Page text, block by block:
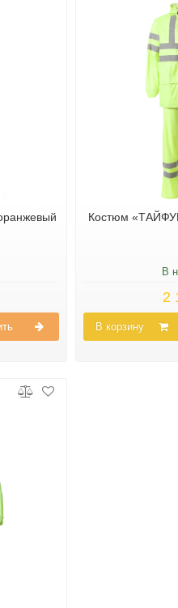
Костюм
В
2
В корзину